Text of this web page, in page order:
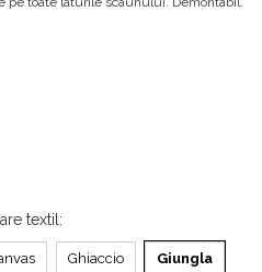
textil :
Ghiaccio Giungla